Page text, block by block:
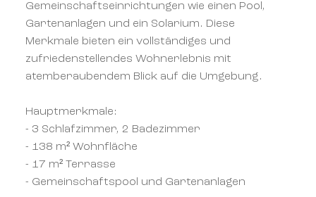
Gemeinschaftseinrichtungen wie einen Pool,
Gartenanlagen und ein Solarium. Diese
Merkmale bieten ein vollständiges und
zufriedenstellendes Wohnerlebnis mit
atemberaubendem Blick auf die Umgebung.
Hauptmerkmale:
- 3 Schlafzimmer, 2 Badezimmer
- 138 m² Wohnfläche
- 17 m² Terrasse
- Gemeinschaftspool und Gartenanlagen